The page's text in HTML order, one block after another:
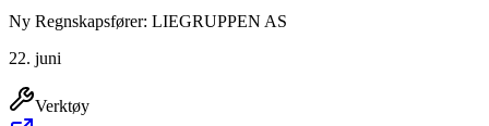
Ny Regnskapsfører: LIEGRUPPEN AS
22. juni
Verktøy